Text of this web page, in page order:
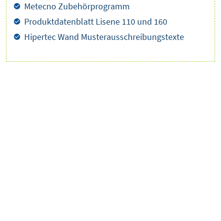
Metecno Zubehörprogramm
Produktdatenblatt Lisene 110 und 160
Hipertec Wand Musterausschreibungstexte